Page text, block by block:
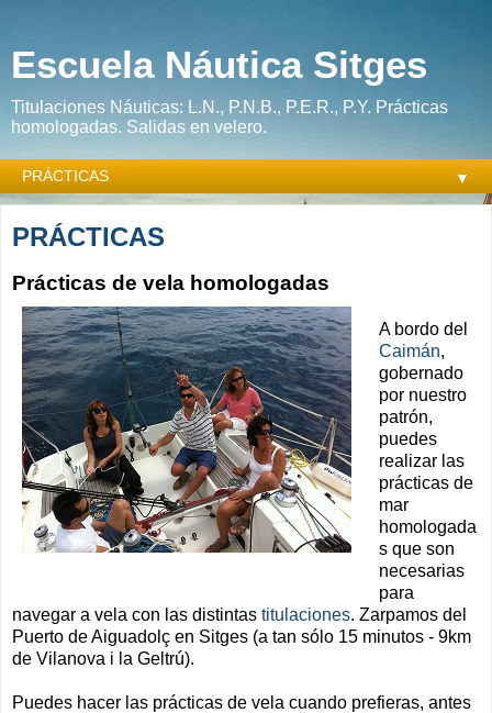
Escuela Náutica Sitges
Titulaciones Náuticas: L.N., P.N.B., P.E.R., P.Y. Prácticas
homologadas. Salidas en velero.
▼
PRÁCTICAS
Prácticas de vela homologadas
A bordo del
Caimán,
gobernado
por nuestro
patrón,
puedes
realizar las
prácticas de
mar
homologada
s que son
necesarias
para
navegar a vela con las distintas titulaciones. Zarpamos del
Puerto de Aiguadolç en Sitges (a tan sólo 15 minutos - 9km
de Vilanova i la Geltrú).
Puedes hacer las prácticas de vela cuando prefieras, antes